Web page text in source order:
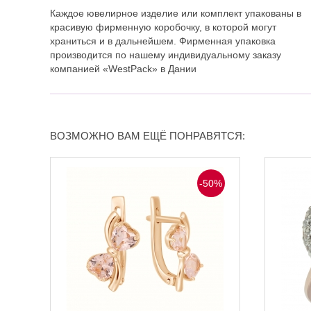
Каждое ювелирное изделие или комплект упакованы в
красивую фирменную коробочку, в которой могут
храниться и в дальнейшем. Фирменная упаковка
производится по нашему индивидуальному заказу
компанией «WestPack» в Дании
ВОЗМОЖНО ВАМ ЕЩЁ ПОНРАВЯТСЯ:
-50%